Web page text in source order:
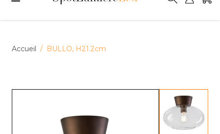
Accueil / BULLO, H21.2cm
View